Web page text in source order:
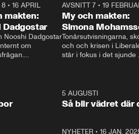
8• 16 APRIL
makten:
Dadgostar
Nooshi Dadgostar
om
upp i val. Ska vi
sitter vi förstås
AVSNITT 7• 19
My och makten:
Simona
Tonårsutvisningarna,
och och krisen i
står i fokus i det sjunde
kommentator My
Rohwedder ställer
utbildnings- och
Mohamsson till svars.
5 AUGUSTI
Så blir vädret där
NYHETER• 16 JAN.